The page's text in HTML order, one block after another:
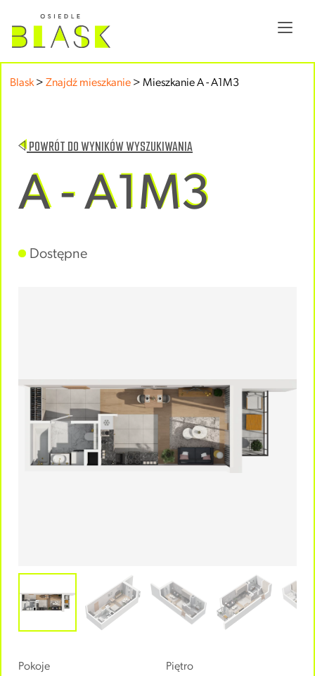
Blask> Znajdź mieszkanie > Mieszkanie A - A1M3
POWRÓT DO WYNIKÓW WYSZUKIWANIA
A - A1M3
Dostępne
Pokoje Piętro